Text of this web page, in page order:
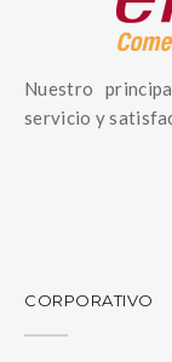
Nuestro
servicio y
CORPORATIVO